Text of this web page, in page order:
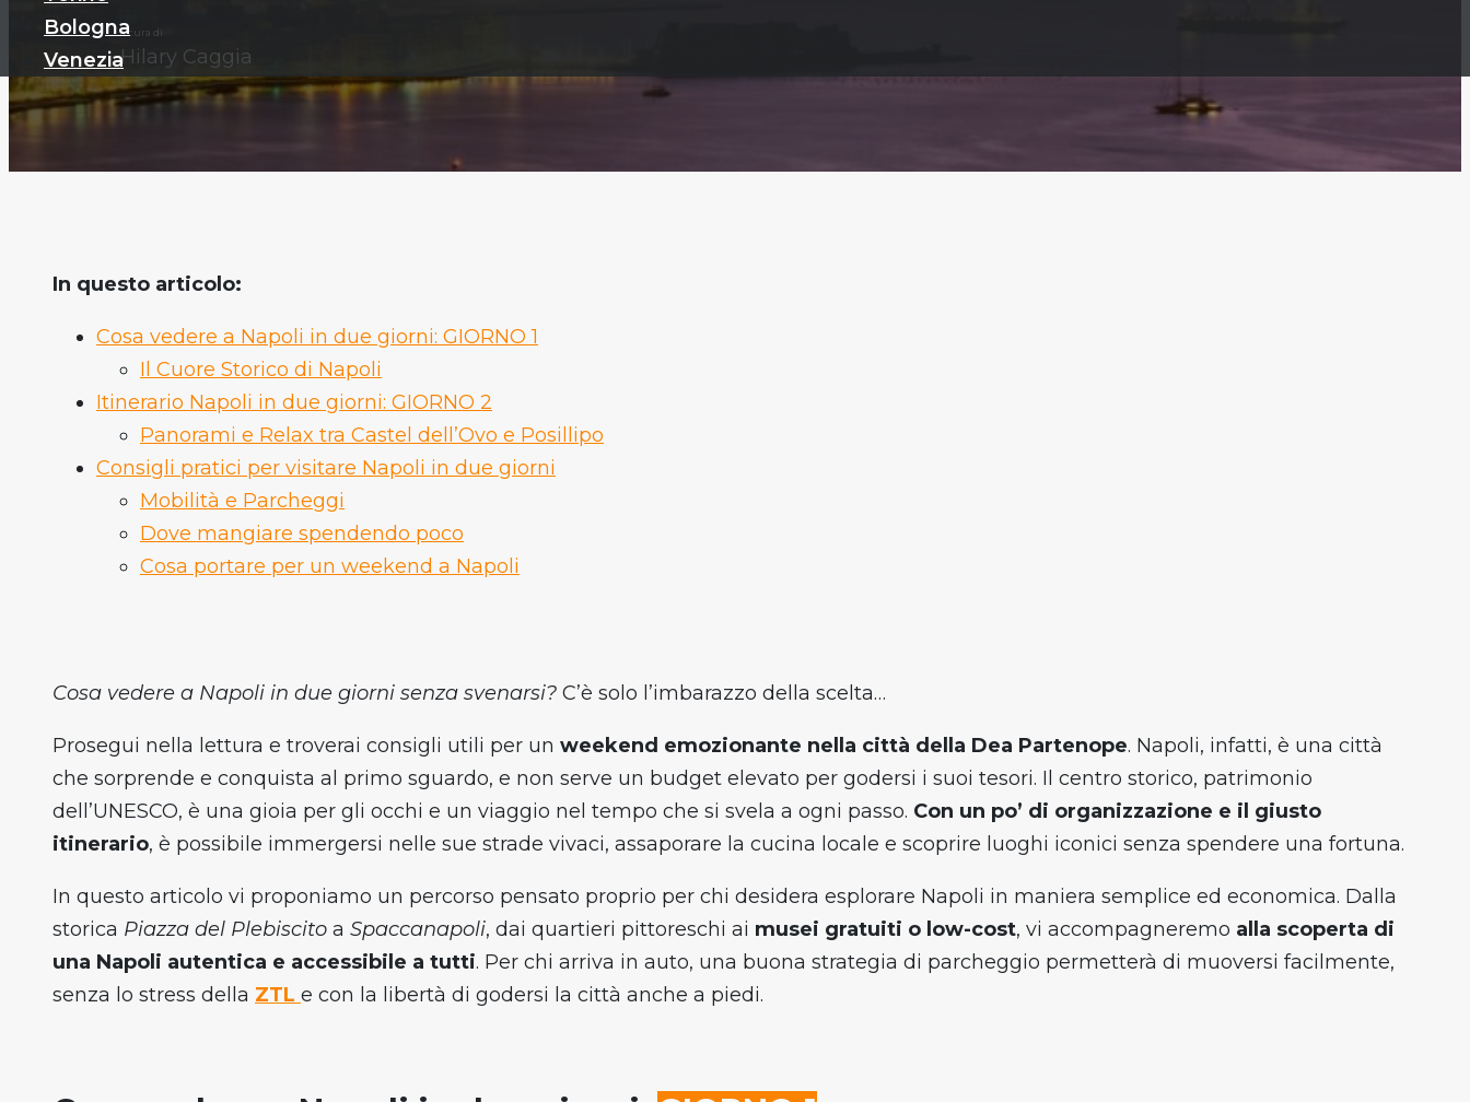
Bologna
Venezia
a cura di
Hilary Caggia
In questo articolo:
Cosa vedere a Napoli in due giorni: GIORNO 1
Il Cuore Storico di Napoli
Itinerario Napoli in due giorni: GIORNO 2
Panorami e Relax tra Castel dell’Ovo e Posillipo
Consigli pratici per visitare Napoli in due giorni
Mobilità e Parcheggi
Dove mangiare spendendo poco
Cosa portare per un weekend a Napoli
Cosa vedere a Napoli in due giorni senza svenarsi? C’è solo l’imbarazzo della scelta…
Prosegui nella lettura e troverai consigli utili per un weekend emozionante nella città della Dea Partenope. Napoli, infatti, è una città
che sorprende e conquista al primo sguardo, e non serve un budget elevato per godersi i suoi tesori. Il centro storico, patrimonio
dell’UNESCO, è una gioia per gli occhi e un viaggio nel tempo che si svela a ogni passo. Con un po’ di organizzazione e il giusto
itinerario, è possibile immergersi nelle sue strade vivaci, assaporare la cucina locale e scoprire luoghi iconici senza spendere una fortuna.
In questo articolo vi proponiamo un percorso pensato proprio per chi desidera esplorare Napoli in maniera semplice ed economica. Dalla
storica Piazza del Plebiscito a Spaccanapoli, dai quartieri pittoreschi ai musei gratuiti o low-cost, vi accompagneremo alla scoperta di
una Napoli autentica e accessibile a tutti. Per chi arriva in auto, una buona strategia di parcheggio permetterà di muoversi facilmente,
senza lo stress della ZTL e con la libertà di godersi la città anche a piedi.